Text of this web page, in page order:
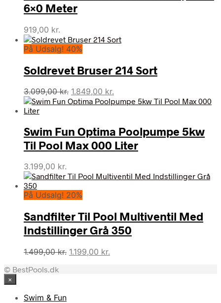
6×0 Meter
919,00 kr.
På Udsalg! 40%
Soldrevet Bruser 214 Sort
3.099,00kr. Den
oprindelige
3.099,00 kr..
1.849,00 kr.
aktuelle
1.849,00 kr..
Swim Fun Optima Poolpumpe 5kw
Til Pool Max 000 Liter
3.199,00 kr.
På Udsalg! 20%
Sandfilter Til Pool Multiventil Med
Indstillinger Grå 350
1.499,00kr. Den
1.199,00 kr.
© BestPools.dk
×
Swim & Fun